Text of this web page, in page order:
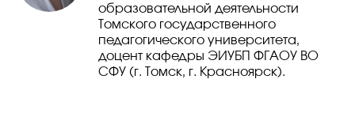
образовательной деятельности
Томского государственного
педагогического университета,
доцент кафедры ЭИУБП ФГАОУ ВО
СФУ (г. Томск, г. Красноярск).